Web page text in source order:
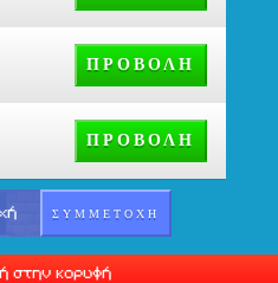
ΠΡΟΒΟΛΗ
ΠΡΟΒΟΛΗ
ΣΥΜΜΕΤΟΧΗ
στην κορυφή